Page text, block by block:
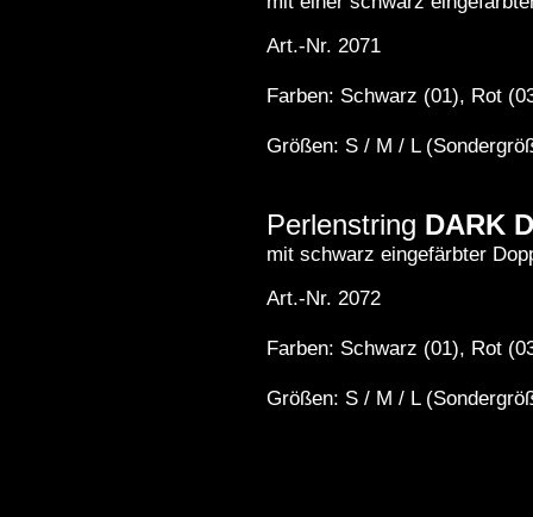
Art.-Nr. 2071
Farben: Schwarz (01), Rot
Größen: S / M / L
Perlenstring DARK
mit schwarz eingefärbter
Art.-Nr. 2072
Farben: Schwarz (01), Rot
Größen: S / M / L